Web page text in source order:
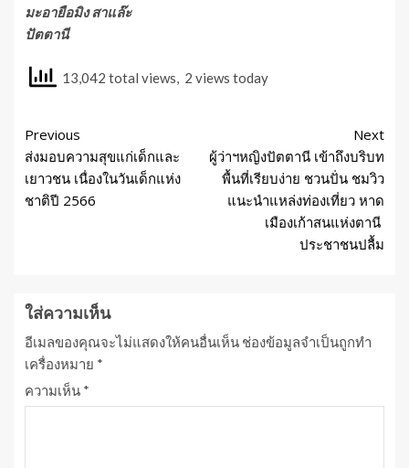
มะอายือมิง สาแล๊ะ
ปัตตานี
13,042 total views, 2 views today
Previous
ส่งมอบความสุขแก่เด็กและ
เยาวชน เนื่องในวันเด็กแห่ง
ชาติปี 2566
Next
ผู้ว่าฯหญิงปัตตานี เข้าถึงบริบท
พื้นที่เรียบง่าย ชวนปั่น ชมวิว
แนะนำแหล่งท่องเที่ยว หาด
เมืองเก้าสนแห่งตานี
ประชาชนปลื้ม
ใส่ความเห็น
อีเมลของคุณจะไม่แสดงให้คนอื่นเห็น ช่องข้อมูลจำเป็นถูกทำ
เครื่องหมาย *
ความเห็น *